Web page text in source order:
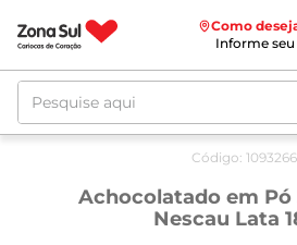
Como
Informe seu
Pesquise aqui
Código: 1093266
Achocolatado em Pó
Nescau Lata